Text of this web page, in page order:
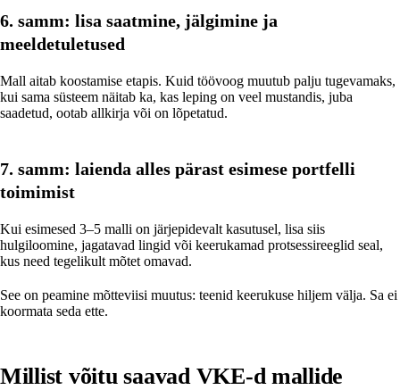
6. samm: lisa saatmine, jälgimine ja
meeldetuletused
Mall aitab koostamise etapis. Kuid töövoog muutub palju tugevamaks,
kui sama süsteem näitab ka, kas leping on veel mustandis, juba
saadetud, ootab allkirja või on lõpetatud.
7. samm: laienda alles pärast esimese portfelli
toimimist
Kui esimesed 3–5 malli on järjepidevalt kasutusel, lisa siis
hulgiloomine, jagatavad lingid või keerukamad protsessireeglid seal,
kus need tegelikult mõtet omavad.
See on peamine mõtteviisi muutus: teenid keerukuse hiljem välja. Sa ei
koormata seda ette.
Millist võitu saavad VKE-d mallide